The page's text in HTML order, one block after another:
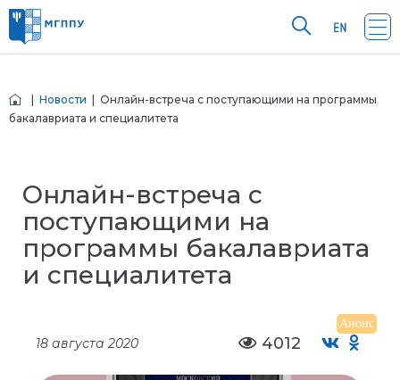
Новости | Онлайн-встреча с поступающими на программы
бакалавриата и специалитета
Онлайн-встреча с
поступающими на
программы бакалавриата
и специалитета
Анонс
18 августа 2020 4012